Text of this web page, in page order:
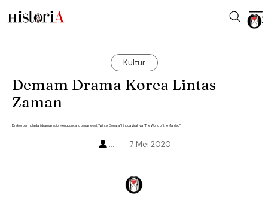
Kultur
Demam Drama Korea Lintas
Zaman
Drakor bermula dari drama radio. Mengguncang pasar lewat “Winter Sonata” hingga viralnya “The World of the Married”.
7 Mei 2020
...